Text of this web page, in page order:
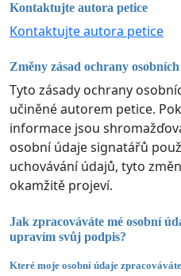
Kontaktujte autora petice
Kontaktujte autora petice
Změny zásad ochrany
Tyto zásady ochrany
učiněné autorem petice.
informace jsou
osobní údaje signatářů
uchovávání údajů, tyto
okamžitě projeví.
Jak zpracováváte mé osobní
upravím svůj podpis?
Které moje osobní údaje